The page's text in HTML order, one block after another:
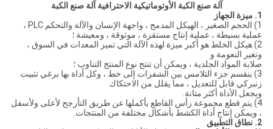
آلة صنع الكبة الأوتوماتيكية الاحترافية آلة صنع الكبة
1. ميزة الجهاز
1) الحجم الصغير ، الهيكل المدمج ، واجهة الإنسان والآلة والتحكم PLC ،
عملية بسيطة ، عملية إنتاج مستقرة ، موثوقة ، ومعيشة ؛
2) هيكل الخلط هو أكبر ميزة لهذه الآلة التي تميز المعدات في السوق ،
وتغير النعومة و
صلابة المواد الجلدية ، ويمكن أن تنتج نوع المنتج التناوب ؛
3) ينقسم جزء التلامس بين الشفرات إلى خط ، وكل أداة بها برغي تثبيت
زنبركي قابل للتعديل ، مما يقلل من الاحتكاك
ويجعل الأداة أكثر متانة.
4) يتم قطع مجموعة رأس القاطع بأكملها عن طريق التأرجح لأعلى ولأسفل
، ويمكن إنتاج أداة الكشط بأشكال مختلفة من المنتجات.
2. نطاق التطبيق